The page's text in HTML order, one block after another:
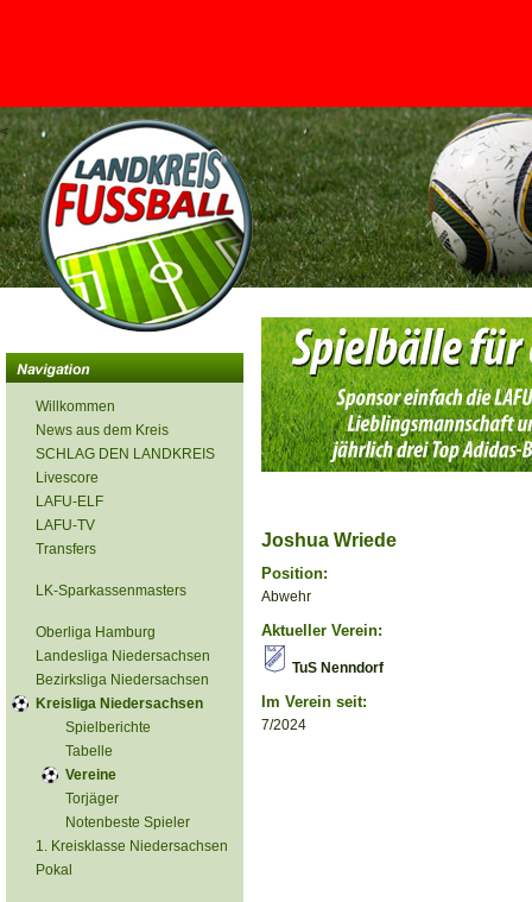
<
Willkommen
News aus dem Kreis
SCHLAG DEN LANDKREIS
Livescore
LAFU-ELF
LAFU-TV
Transfers
LK-Sparkassenmasters
Oberliga Hamburg
Landesliga Niedersachsen
Bezirksliga Niedersachsen
Kreisliga Niedersachsen
Spielberichte
Tabelle
Vereine
Torjäger
Notenbeste Spieler
1. Kreisklasse Niedersachsen
Pokal
Joshua Wriede
Position:
Abwehr
Aktueller Verein:
TuS Nenndorf
Im Verein seit:
7/2024